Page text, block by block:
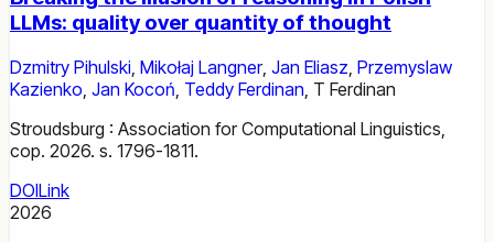
LLMs: quality over quantity of thought
Dzmitry Pihulski Mikołaj Langner, Jan Eliasz Przemyslaw
Kazienko Jan Kocoń Teddy Ferdinan T Ferdinan
Stroudsburg : Association for Computational Linguistics,
cop. 2026. s. 1796-1811.
DOILink
2026